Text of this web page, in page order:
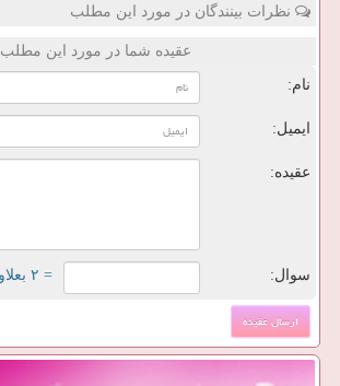
نظرات بینندگان در مورد این مطلب
عقیده شما در مورد این مطلب
نام:
ایمیل:
عقیده:
سوال: = ۲ بعلاوه ۳